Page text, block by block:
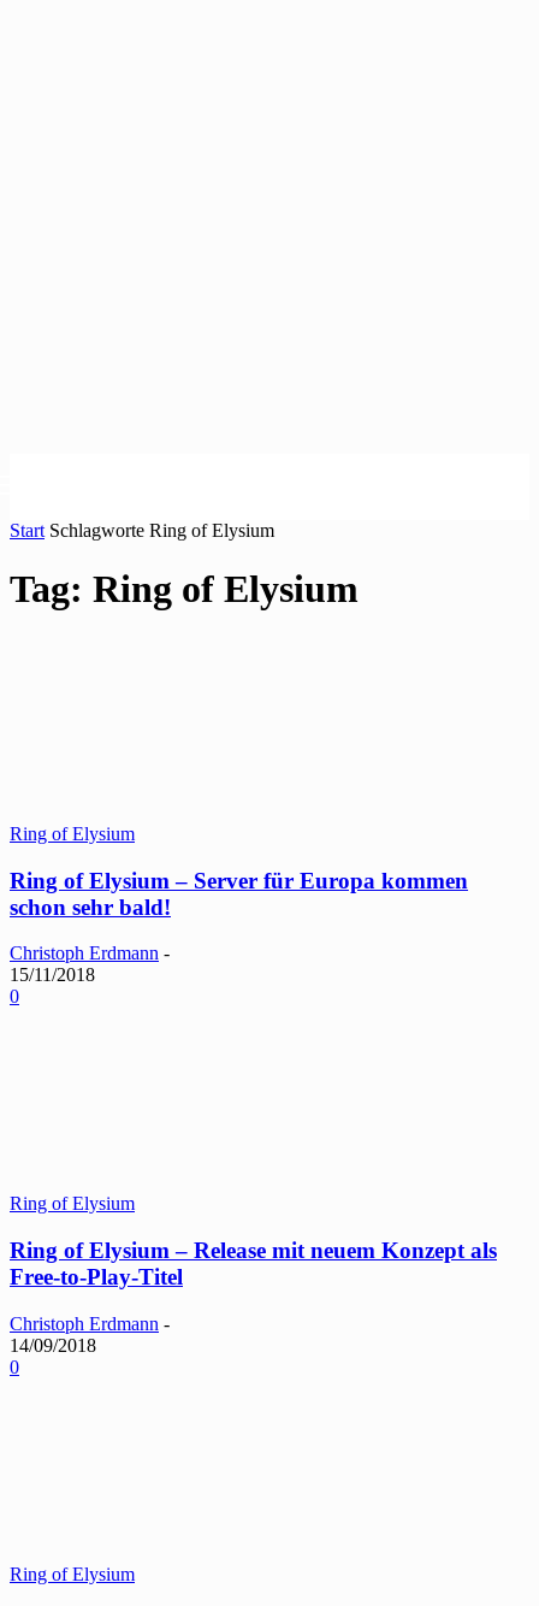
Start Schlagworte Ring of Elysium
Tag: Ring of Elysium
Ring of Elysium
Ring of Elysium – Server für Europa kommen
schon sehr bald!
Christoph Erdmann -
15/11/2018
0
Ring of Elysium
Ring of Elysium – Release mit neuem Konzept als
Free-to-Play-Titel
Christoph Erdmann -
14/09/2018
0
Ring of Elysium